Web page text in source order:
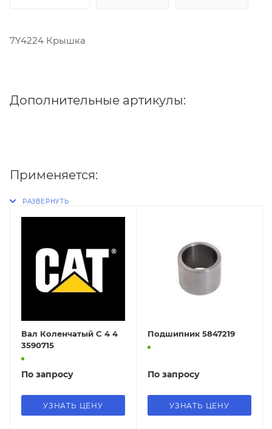
7Y4224 Крышка
Дополнительные артикулы:
Применяется:
Вал Коленчатый C 4 4
3590715
По запросу
УЗНАТЬ ЦЕНУ
Подшипник 5847219
По запросу
УЗНАТЬ ЦЕНУ